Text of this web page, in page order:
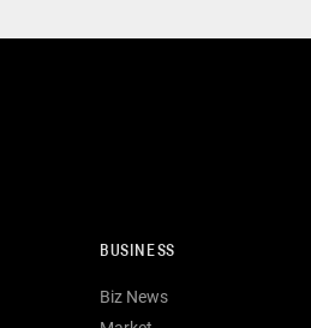
BUSINESS
Biz News